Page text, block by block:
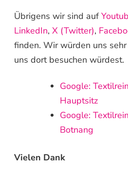
Übrigens wir sind auf
LinkedIn, X (Twitter),
finden. Wir würden uns
uns dort besuchen würdest.
Google:
Hauptsitz
Google:
Botnang
Vielen Dank